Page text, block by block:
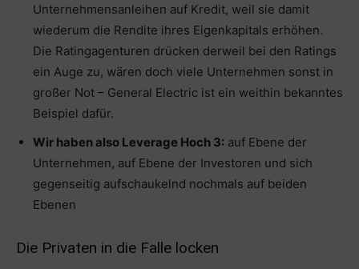
Unternehmensanleihen auf Kredit, weil sie damit
wiederum die Rendite ihres Eigenkapitals erhöhen.
Die Ratingagenturen drücken derweil bei den Ratings
ein Auge zu, wären doch viele Unternehmen sonst in
großer Not – General Electric ist ein weithin bekanntes
Beispiel dafür.
Wir haben also Leverage Hoch 3: auf Ebene der
Unternehmen, auf Ebene der Investoren und sich
gegenseitig aufschaukelnd nochmals auf beiden
Ebenen
Die Privaten in die Falle locken